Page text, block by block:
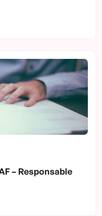
– Responsable